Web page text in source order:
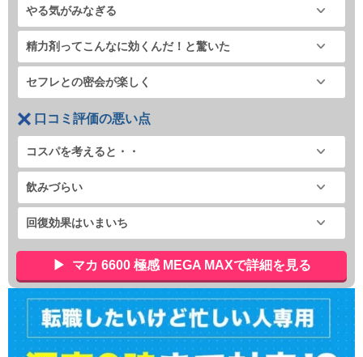
やる気がみなぎる
精力剤ってこんなに効くんだ！と驚いた
セフレとの密会が楽しく
口コミ評価の悪い点
コスパを考えると・・
飲みづらい
回復効果はいまいち
マカ 6600 極感 MEGA MAXで詳細を見る